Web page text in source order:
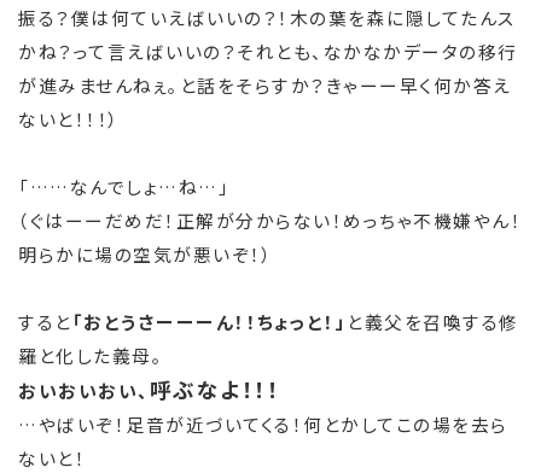
振る？僕は何ていえばいいの？！木の葉を森に隠してたんス
かね？って言えばいいの？それとも、なかなかデータの移行
が進みませんねぇ。と話をそらすか？きゃーー早く何か答え
ないと！！！）
「……なんでしょ…ね…」
（ぐはーーだめだ！正解が分からない！めっちゃ不機嫌やん！
明らかに場の空気が悪いぞ！）
すると「おとうさーーーん！！ちょっと！」 と義父を召喚する修
羅と化した義母。
おいおいおい、 呼ぶなよ！！！
…やばいぞ！足音が近づいてくる！何とかしてこの場を去ら
ないと！